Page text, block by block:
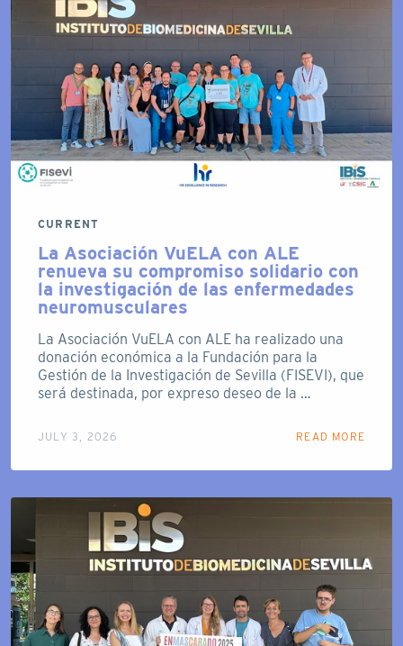
CURRENT
La Asociación VuELA con ALE
renueva su compromiso solidario con
la investigación de las enfermedades
neuromusculares
La Asociación VuELA con ALE ha realizado una
donación económica a la Fundación para la
Gestión de la Investigación de Sevilla (FISEVI), que
será destinada, por expreso deseo de la …
JULY 3, 2026 READ MORE